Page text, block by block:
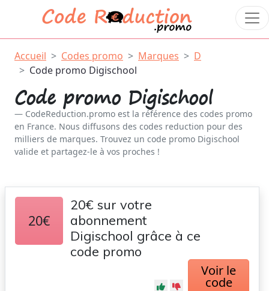
Accueil Codes promo Marques
D
Code promo Digischool
Code promo Digischool
CodeReduction.promo est la référence des codes promo
en France. Nous diffusons des codes reduction pour des
milliers de marques. Trouvez un code promo Digischool
valide et partagez-le à vos proches !
20€
20€ sur votre
abonnement
Digischool grâce à ce
code promo
Voir le
code